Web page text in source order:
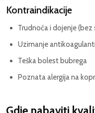
Kontraindikacije
Trudnoća i dojenje (bez
Uzimanje
Teška bolest bubrega
Poznata alergija na